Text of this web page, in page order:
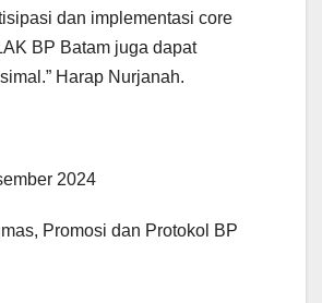
dan implementasi core
BP Batam juga dapat
Harap Nurjanah.
2024
Promosi dan Protokol BP